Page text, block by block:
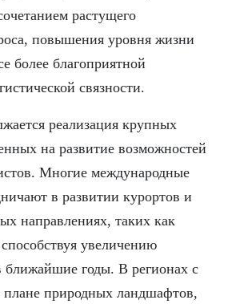
растущего
повышения уровня жизни
более благоприятной
связности.
реализация крупных
на развитие возможностей
Многие международные
в развитии курортов и
направлениях, таких как
увеличению
ближайшие годы. В регионах с
природных ландшафтов,